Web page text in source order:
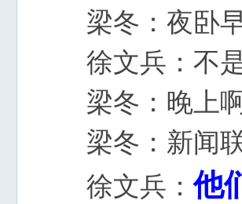
梁冬：夜卧
徐文兵：不是
梁冬：晚上啊
梁冬：新
徐文兵：他